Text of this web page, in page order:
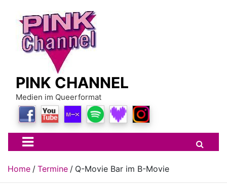
content
PINK CHANNEL
Medien im Queerformat
Home Termine Q-Movie Bar im B-Movie